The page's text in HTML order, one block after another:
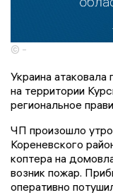
© -
Украина
на территории
региональное
ЧП произошло
Кореневского
коптера на
возник пожар.
оперативно